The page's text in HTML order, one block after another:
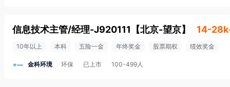
信息技术主管/经理-J920111 【北京-望京】 14-
10年以上 本科 五险一金 年终奖金 股票期权 绩效奖金
金科环境 环保 已上市 100-499人